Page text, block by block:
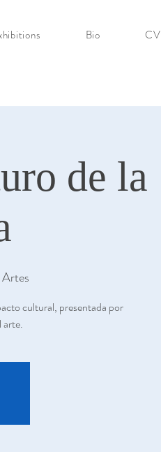
Bio CV
de la
cultural, presentada por
arte.